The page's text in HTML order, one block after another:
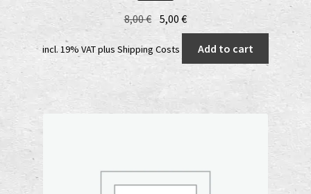
8,00€ Original
was:
5,00€Current
price
incl. 19% VATplus Shipping Costs Add to cart